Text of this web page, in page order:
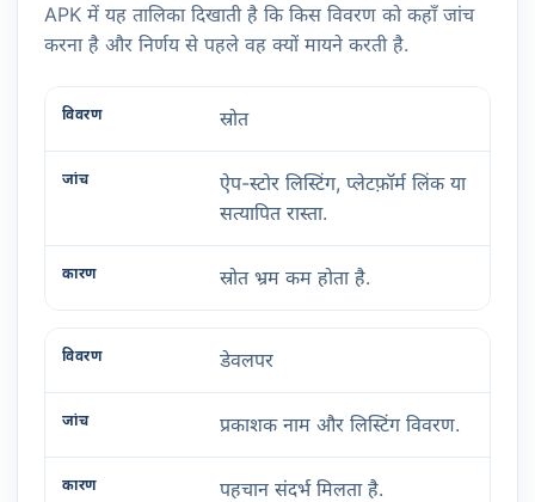
APK में यह तालिका दिखाती है कि किस विवरण को कहाँ जांच
करना है और निर्णय से पहले वह क्यों मायने करती है.
स्रोत
ऐप-स्टोर लिस्टिंग, प्लेटफ़ॉर्म लिंक या
सत्यापित रास्ता.
स्रोत भ्रम कम होता है.
डेवलपर
प्रकाशक नाम और लिस्टिंग विवरण.
पहचान संदर्भ मिलता है.